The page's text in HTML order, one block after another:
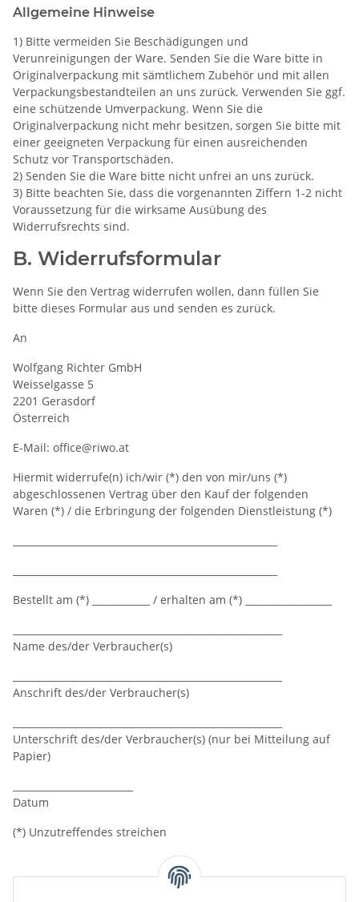
Allgemeine Hinweise
1) Bitte vermeiden Sie Beschädigungen und
Verunreinigungen der Ware. Senden Sie die Ware bitte in
Originalverpackung mit sämtlichem Zubehör und mit allen
Verpackungsbestandteilen an uns zurück. Verwenden Sie ggf.
eine schützende Umverpackung. Wenn Sie die
Originalverpackung nicht mehr besitzen, sorgen Sie bitte mit
einer geeigneten Verpackung für einen ausreichenden
Schutz vor Transportschäden.
2) Senden Sie die Ware bitte nicht unfrei an uns zurück.
3) Bitte beachten Sie, dass die vorgenannten Ziffern 1-2 nicht
Voraussetzung für die wirksame Ausübung des
Widerrufsrechts sind.
B. Widerrufsformular
Wenn Sie den Vertrag widerrufen wollen, dann füllen Sie
bitte dieses Formular aus und senden es zurück.
An
Wolfgang Richter GmbH
Weisselgasse 5
2201 Gerasdorf
Österreich
E-Mail: office@riwo.at
Hiermit widerrufe(n) ich/wir (*) den von mir/uns (*)
abgeschlossenen Vertrag über den Kauf der folgenden
Waren (*) / die Erbringung der folgenden Dienstleistung (*)
Bestellt am (*) ____________ / erhalten am (*) __________________
Name des/der Verbraucher(s)
Anschrift des/der Verbraucher(s)
Unterschrift des/der Verbraucher(s) (nur bei Mitteilung auf
Papier)
Datum
(*) Unzutreffendes streichen